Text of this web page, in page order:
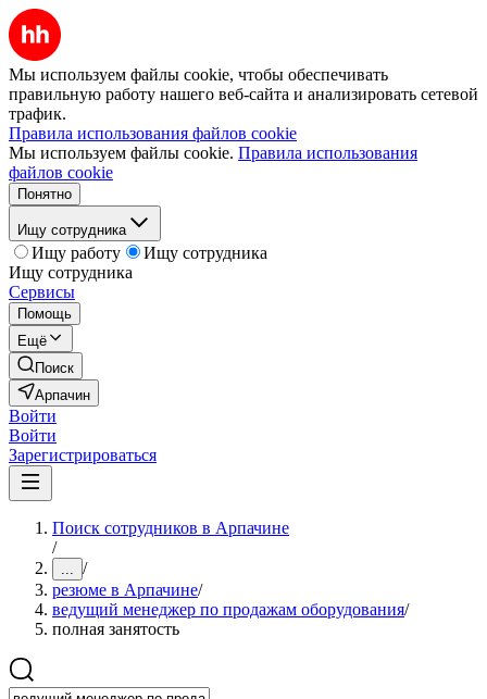
Мы используем файлы cookie, чтобы обеспечивать
правильную работу нашего веб-сайта и анализировать сетевой
трафик.
Правила использования файлов cookie
Мы используем файлы cookie. Правила использования
файлов cookie
Понятно
Ищу сотрудника
Ищу работу
Ищу сотрудника
Ищу сотрудника
Сервисы
Помощь
Ещё
Поиск
Арпачин
Войти
Войти
Зарегистрироваться
Поиск сотрудников в Арпачине
/
... /
резюме в Арпачине/
ведущий менеджер по продажам оборудования/
полная занятость